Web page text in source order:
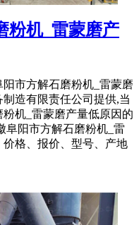
粉机_雷蒙磨产
市方解石磨粉机_雷蒙磨
造有限责任公司提供,当
机_雷蒙磨产量低原因的
阜阳市方解石磨粉机_雷
格、报价、型号、产地